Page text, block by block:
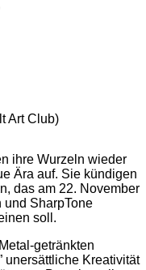
Art Club)
ihre Wurzeln wieder
Ära auf. Sie kündigen
das am 22. November
und SharpTone
soll.
getränkten
unersättliche Kreativität